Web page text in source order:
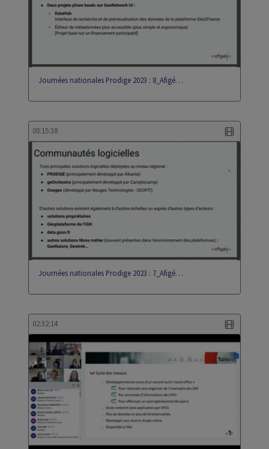
Journées nationales Prodige 2023 : 8_Afigé…
00:15:38
Journées nationales Prodige 2023 : 7_Afigé…
02:32:14